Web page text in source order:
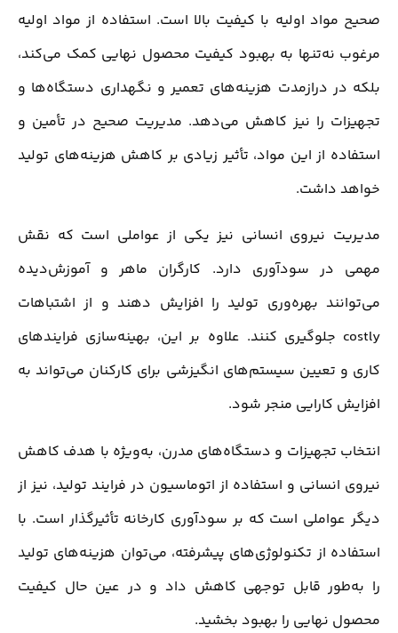
صحیح مواد اولیه با کیفیت بالا است. استفاده از مواد اولیه
مرغوب نه‌تنها به بهبود کیفیت محصول نهایی کمک می‌کند،
بلکه در درازمدت هزینه‌های تعمیر و نگهداری دستگاه‌ها و
تجهیزات را نیز کاهش می‌دهد. مدیریت صحیح در تأمین و
استفاده از این مواد، تأثیر زیادی بر کاهش هزینه‌های تولید
خواهد داشت.
مدیریت نیروی انسانی نیز یکی از عواملی است که نقش
مهمی در سودآوری دارد. کارگران ماهر و آموزش‌دیده
می‌توانند بهره‌وری تولید را افزایش دهند و از اشتباهات
costly جلوگیری کنند. علاوه بر این، بهینه‌سازی فرایندهای
کاری و تعیین سیستم‌های انگیزشی برای کارکنان می‌تواند به
افزایش کارایی منجر شود.
انتخاب تجهیزات و دستگاه‌های مدرن، به‌ویژه با هدف کاهش
نیروی انسانی و استفاده از اتوماسیون در فرایند تولید، نیز از
دیگر عواملی است که بر سودآوری کارخانه تأثیرگذار است. با
استفاده از تکنولوژی‌های پیشرفته، می‌توان هزینه‌های تولید
را به‌طور قابل توجهی کاهش داد و در عین حال کیفیت
محصول نهایی را بهبود بخشید.